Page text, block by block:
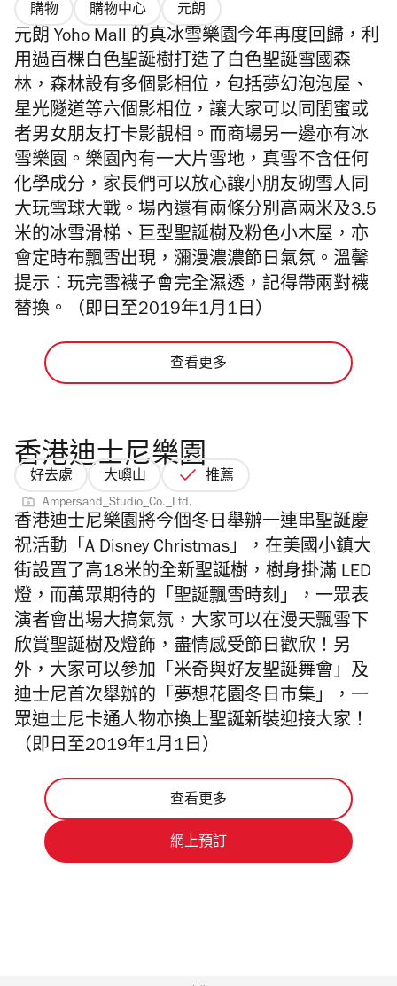
購物 購物中心 元朗
元朗 Yoho Mall 的真冰雪樂園今年再度回歸，利
用過百棵白色聖誕樹打造了白色聖誕雪國森
林，森林設有多個影相位，包括夢幻泡泡屋、
星光隧道等六個影相位，讓大家可以同閨蜜或
者男女朋友打卡影靚相。而商場另一邊亦有冰
雪樂園。樂園內有一大片雪地，真雪不含任何
化學成分，家長們可以放心讓小朋友砌雪人同
大玩雪球大戰。場內還有兩條分別高兩米及3.5
米的冰雪滑梯、巨型聖誕樹及粉色小木屋，亦
會定時布飄雪出現，瀰漫濃濃節日氣氛。溫馨
提示：玩完雪襪子會完全濕透，記得帶兩對襪
替換。（即日至2019年1月1日）
查看更多
香港迪士尼樂園
好去處 大嶼山 推薦
Ampersand_Studio_Co._Ltd.
香港迪士尼樂園將今個冬日舉辦一連串聖誕慶
祝活動「A Disney Christmas」，在美國小鎮大
街設置了高18米的全新聖誕樹，樹身掛滿 LED
燈，而萬眾期待的「聖誕飄雪時刻」，一眾表
演者會出場大搞氣氛，大家可以在漫天飄雪下
欣賞聖誕樹及燈飾，盡情感受節日歡欣！另
外，大家可以參加「米奇與好友聖誕舞會」及
迪士尼首次舉辦的「夢想花園冬日巿集」，一
眾迪士尼卡通人物亦換上聖誕新裝迎接大家！
（即日至2019年1月1日）
查看更多
網上預訂